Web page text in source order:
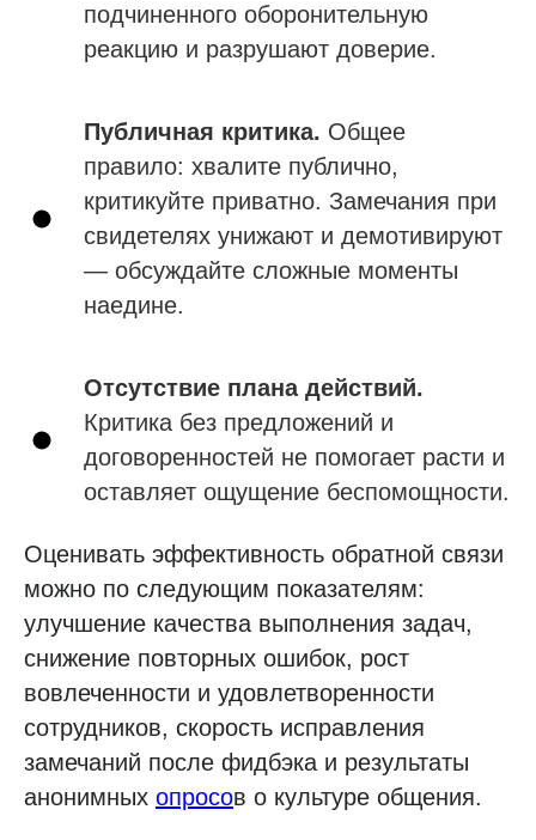
подчиненного оборонительную
реакцию и разрушают доверие.
Публичная критика. Общее
правило: хвалите публично,
критикуйте приватно. Замечания при
свидетелях унижают и демотивируют
— обсуждайте сложные моменты
наедине.
Отсутствие плана действий.
Критика без предложений и
договоренностей не помогает расти и
оставляет ощущение беспомощности.
Оценивать эффективность обратной связи
можно по следующим показателям:
улучшение качества выполнения задач,
снижение повторных ошибок, рост
вовлеченности и удовлетворенности
сотрудников, скорость исправления
замечаний после фидбэка и результаты
анонимных опросов о культуре общения.